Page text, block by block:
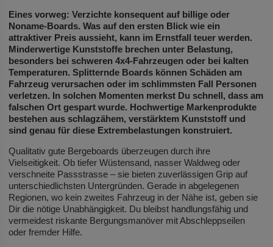
Eines vorweg: Verzichte konsequent auf billige oder
Noname-Boards. Was auf den ersten Blick wie ein
attraktiver Preis aussieht, kann im Ernstfall teuer werden.
Minderwertige Kunststoffe brechen unter Belastung,
besonders bei schweren 4x4-Fahrzeugen oder bei kalten
Temperaturen. Splitternde Boards können Schäden am
Fahrzeug verursachen oder im schlimmsten Fall Personen
verletzen. In solchen Momenten merkst Du schnell, dass am
falschen Ort gespart wurde. Hochwertige Markenprodukte
bestehen aus schlagzähem, verstärktem Kunststoff und
sind genau für diese Extrembelastungen konstruiert.
Qualitativ gute Bergeboards überzeugen durch ihre
Vielseitigkeit. Ob tiefer Wüstensand, nasser Waldweg oder
verschneite Passstrasse – sie bieten zuverlässigen Grip auf
unterschiedlichsten Untergründen. Gerade in abgelegenen
Regionen, wo kein zweites Fahrzeug in der Nähe ist, geben sie
Dir die nötige Unabhängigkeit. Du bleibst handlungsfähig und
vermeidest riskante Bergungsmanöver mit Abschleppseilen
oder fremder Hilfe.